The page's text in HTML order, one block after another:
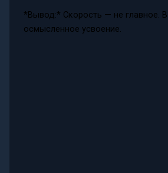
*Вывод:* Скорость — не главное.
осмысленное усвоение.